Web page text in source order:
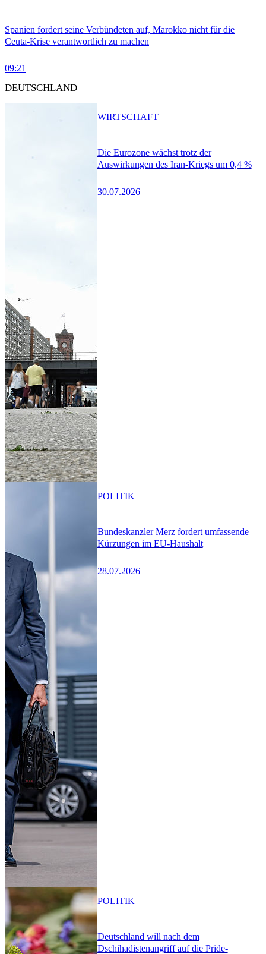
Spanien fordert seine Verbündeten auf, Marokko nicht für die
Ceuta-Krise verantwortlich zu machen
09:21
DEUTSCHLAND
Die Eurozone wächst trotz der
Auswirkungen des Iran-Kriegs um 0,4 %
30.07.2026
WIRTSCHAFT
Bundeskanzler Merz fordert umfassende
Kürzungen im EU-Haushalt
28.07.2026
POLITIK
Deutschland will nach dem
Dschihadistenangriff auf die Pride-
POLITIK